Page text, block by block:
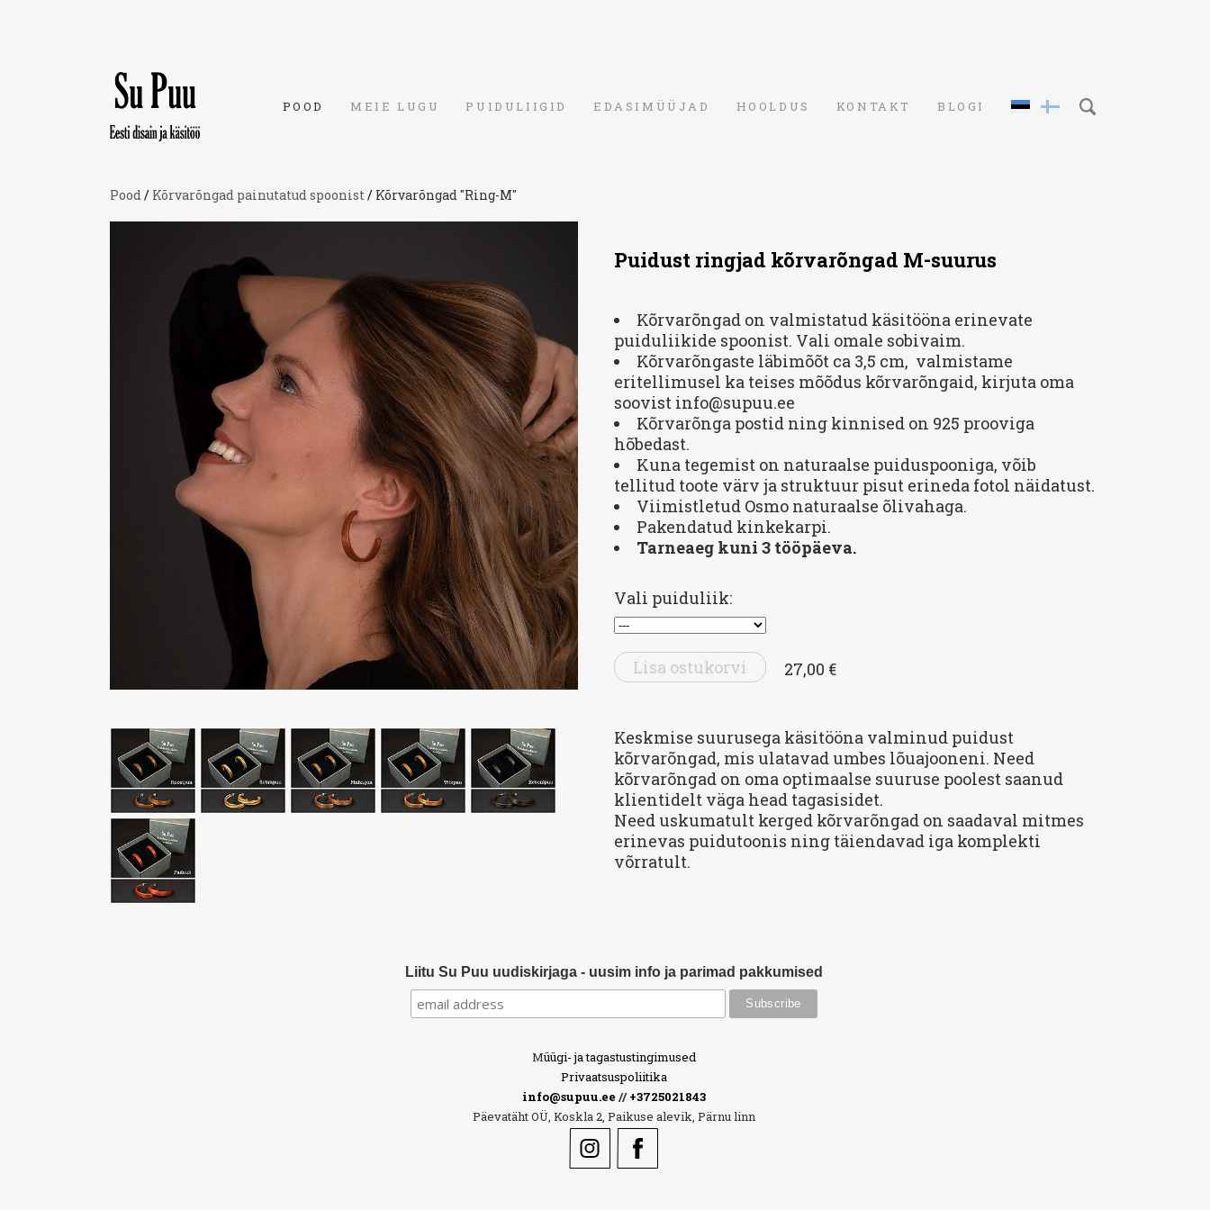
POOD MEIE LUGU PUIDULIIGID EDASIMÜÜJAD HOOLDUS KONTAKT BLOGI
Pood / Kõrvarõngad painutatud spoonist / Kõrvarõngad "Ring-M"
Puidust ringjad kõrvarõngad M-suurus
Kõrvarõngad on valmistatud käsitööna erinevate
puiduliikide spoonist. Vali omale sobivaim.
Kõrvarõngaste läbimõõt ca 3,5 cm, valmistame
eritellimusel ka teises mõõdus kõrvarõngaid, kirjuta oma
soovist info@supuu.ee
Kõrvarõnga postid ning kinnised on 925 prooviga
hõbedast.
Kuna tegemist on naturaalse puiduspooniga, võib
tellitud toote värv ja struktuur pisut erineda fotol näidatust.
Viimistletud Osmo naturaalse õlivahaga.
Pakendatud kinkekarpi.
Tarneaeg kuni 3 tööpäeva.
Vali puiduliik:
Lisa ostukorvi 27,00 €
Keskmise suurusega käsitööna valminud puidust
kõrvarõngad, mis ulatavad umbes lõuajooneni. Need
kõrvarõngad on oma optimaalse suuruse poolest saanud
klientidelt väga head tagasisidet.
Need uskumatult kerged kõrvarõngad on saadaval mitmes
erinevas puidutoonis ning täiendavad iga komplekti
võrratult.
Liitu Su Puu uudiskirjaga - uusim info ja parimad pakkumised
Müügi- ja tagastustingimused
Privaatsuspoliitika
info@supuu.ee // +3725021843
Päevatäht OÜ, Koskla 2, Paikuse alevik, Pärnu linn